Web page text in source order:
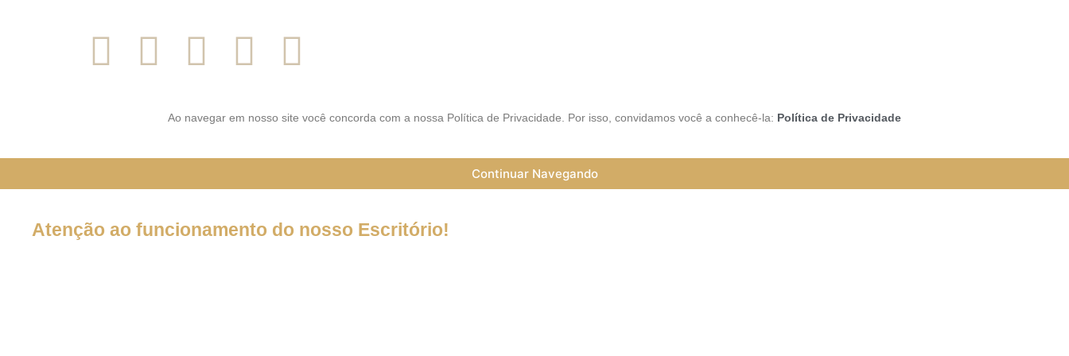
Ao navegar em nosso site você concorda com a nossa Política de Privacidade. Por isso, convidamos você a conhecê-la: Política de Privacidade
Continuar Navegando
Atenção ao funcionamento do nosso Escritório!